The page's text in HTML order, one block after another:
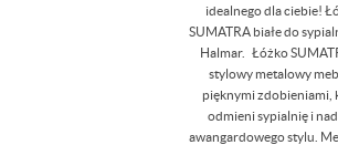
idealnego dla ciebie!
SUMATRA białe do
Halmar. Łóżko
stylowy metalowy
pięknymi zdobieniami,
odmieni sypialnię i
awangardowego stylu.